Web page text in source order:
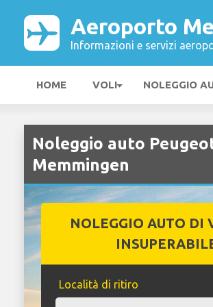
Aeroporto
Informazioni e servizi
HOME VOLI NOLEGGIO
Noleggio auto
Memmingen
NOLEGGIO AUTO DI
Località di ritiro